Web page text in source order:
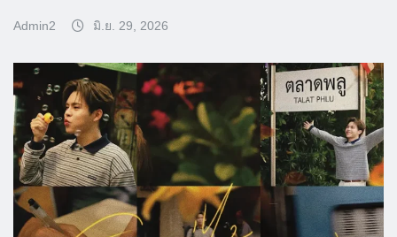
Admin2 มิ.ย. 29, 2026